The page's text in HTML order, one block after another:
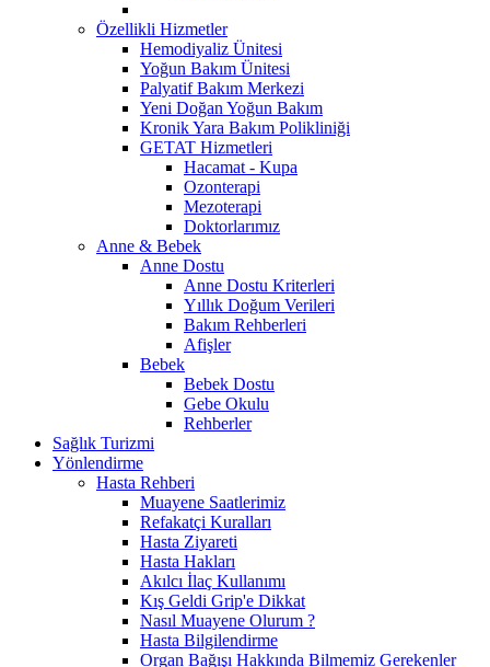
Özellikli Hizmetler
Hemodiyaliz Ünitesi
Yoğun Bakım Ünitesi
Palyatif Bakım Merkezi
Yeni Doğan Yoğun Bakım
Kronik Yara Bakım Polikliniği
GETAT Hizmetleri
Hacamat - Kupa
Ozonterapi
Mezoterapi
Doktorlarımız
Anne & Bebek
Anne Dostu
Anne Dostu Kriterleri
Yıllık Doğum Verileri
Bakım Rehberleri
Afişler
Bebek
Bebek Dostu
Gebe Okulu
Rehberler
Sağlık Turizmi
Yönlendirme
Hasta Rehberi
Muayene Saatlerimiz
Refakatçi Kuralları
Hasta Ziyareti
Hasta Hakları
Akılcı İlaç Kullanımı
Kış Geldi Grip'e Dikkat
Nasıl Muayene Olurum ?
Hasta Bilgilendirme
Organ Bağışı Hakkında Bilmemiz Gerekenler